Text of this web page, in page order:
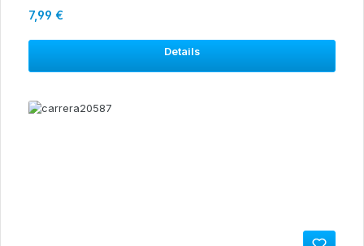
Regulärer Preis:
7,99 €
Details